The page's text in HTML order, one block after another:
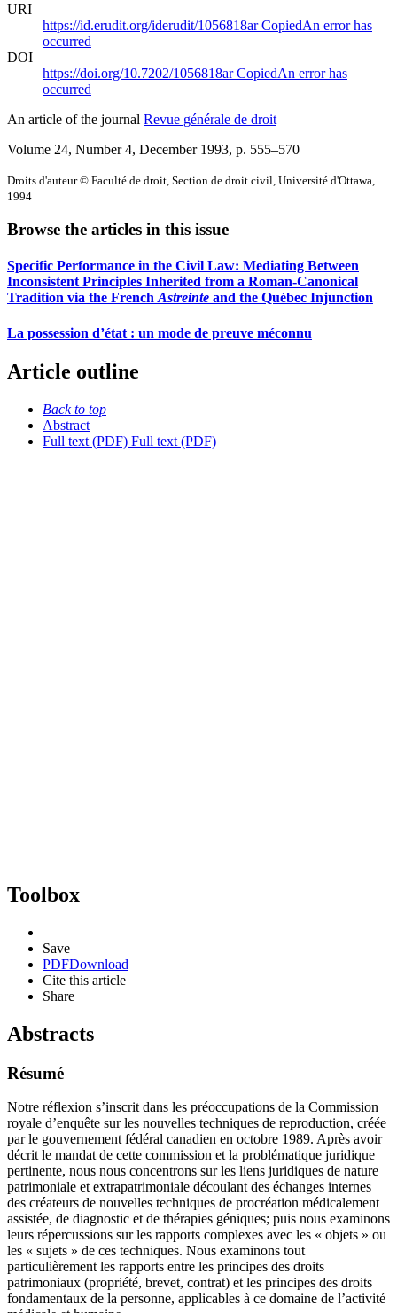
URI
https://id.erudit.org/iderudit/1056818arCopiedAn error has
occurred
DOI
https://doi.org/10.7202/1056818arCopiedAn error has
occurred
An article of the journal Revue générale de droit
Volume 24, Number 4, December 1993, p. 555–570
Droits d'auteur © Faculté de droit, Section de droit civil, Université d'Ottawa,
1994
Browse the articles in this issue
Specific Performance in the Civil Law: Mediating Between
Inconsistent Principles Inherited from a Roman-Canonical
Tradition via the FrenchAstreinte and the Québec Injunction
La possession d’état : un mode de preuve méconnu
Article outline
Back to top
Abstract
Full text (PDF) Full text (PDF)
Toolbox
Save
PDFDownload
Cite this article
Share
Abstracts
Résumé
Notre réflexion s’inscrit dans les préoccupations de la Commission
royale d’enquête sur les nouvelles techniques de reproduction, créée
par le gouvernement fédéral canadien en octobre 1989. Après avoir
décrit le mandat de cette commission et la problématique juridique
pertinente, nous nous concentrons sur les liens juridiques de nature
patrimoniale et extrapatrimoniale découlant des échanges internes
des créateurs de nouvelles techniques de procréation médicalement
assistée, de diagnostic et de thérapies géniques; puis nous examinons
leurs répercussions sur les rapports complexes avec les « objets » ou
les « sujets » de ces techniques. Nous examinons tout
particulièrement les rapports entre les principes des droits
patrimoniaux (propriété, brevet, contrat) et les principes des droits
fondamentaux de la personne, applicables à ce domaine de l’activité